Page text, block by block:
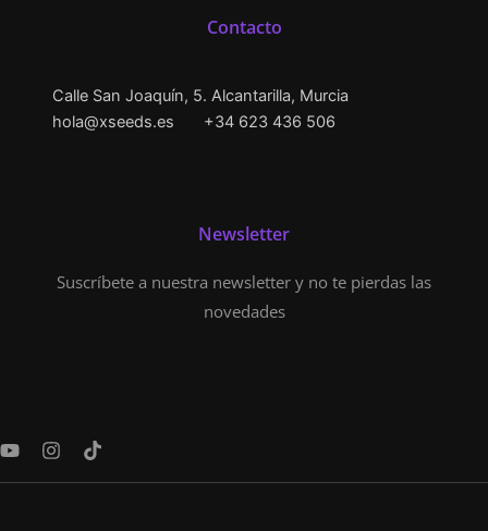
Contacto
Calle San Joaquín, 5. Alcantarilla, Murcia
hola@xseeds.es
+34 623 436 506
Newsletter
Suscríbete a nuestra newsletter y no te pierdas las
novedades
Y
u
I
s
T
k